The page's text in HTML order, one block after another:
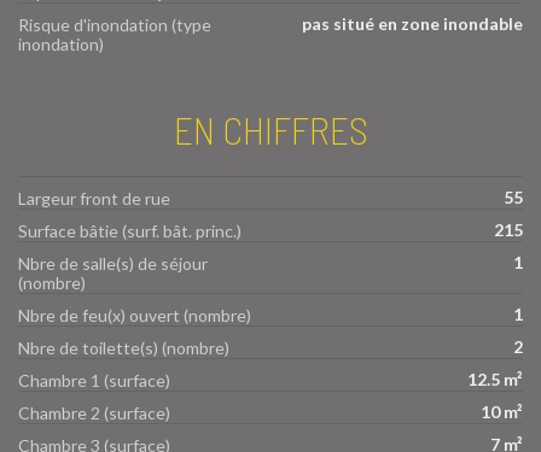
Risque d'inondation (type
inondation)
pas situé en zone inondable
EN CHIFFRES
Largeur front de rue
55
Surface bâtie (surf. bât. princ.)
215
Nbre de salle(s) de séjour
(nombre)
1
Nbre de feu(x) ouvert (nombre)
1
Nbre de toilette(s) (nombre)
2
Chambre 1 (surface)
12.5 m²
Chambre 2 (surface)
10 m²
Chambre 3 (surface)
7 m²